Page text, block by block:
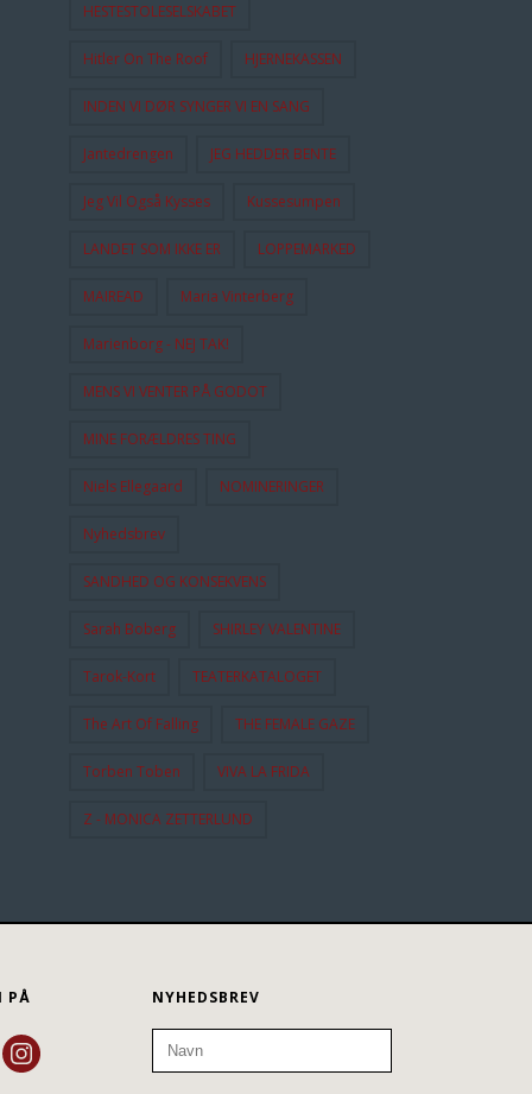
HESTESTOLESELSKABET
Hitler On The Roof HJERNEKASSEN
INDEN VI DØR SYNGER VI EN SANG
Jantedrengen JEG HEDDER BENTE
Jeg Vil Også Kysses Kussesumpen
LANDET SOM IKKE ER LOPPEMARKED
MAIREAD Maria Vinterberg
Marienborg - NEJ TAK!
MENS VI VENTER PÅ GODOT
MINE FORÆLDRES TING
Niels Ellegaard NOMINERINGER
Nyhedsbrev
SANDHED OG KONSEKVENS
Sarah Boberg SHIRLEY VALENTINE
Tarok-Kort TEATERKATALOGET
The Art Of Falling THE FEMALE GAZE
Torben Toben VIVA LA FRIDA
Z - MONICA ZETTERLUND
PÅ NYHEDSBREV